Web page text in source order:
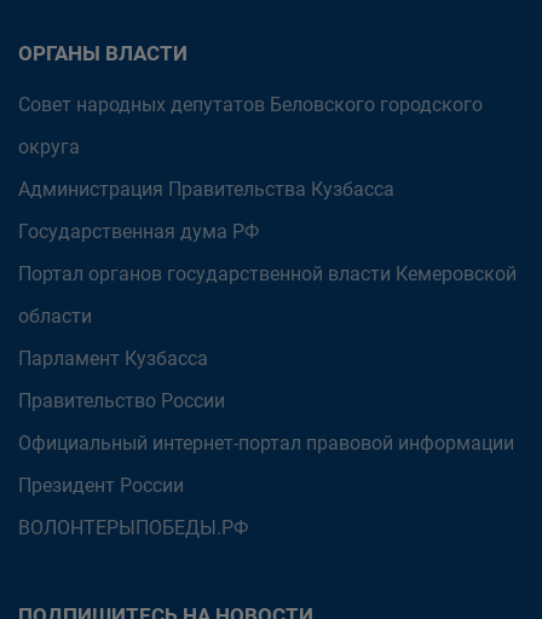
ОРГАНЫ ВЛАСТИ
Совет народных депутатов Беловского городского
округа
Администрация Правительства Кузбасса
Государственная дума РФ
Портал органов государственной власти Кемеровской
области
Парламент Кузбасса
Правительство России
Официальный интернет-портал правовой информации
Президент России
ВОЛОНТЕРЫПОБЕДЫ.РФ